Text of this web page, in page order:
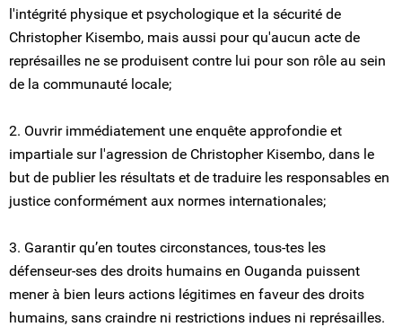
l'intégrité physique et psychologique et la sécurité de
Christopher Kisembo, mais aussi pour qu'aucun acte de
représailles ne se produisent contre lui pour son rôle au sein
de la communauté locale;
2. Ouvrir immédiatement une enquête approfondie et
impartiale sur l'agression de Christopher Kisembo, dans le
but de publier les résultats et de traduire les responsables en
justice conformément aux normes internationales;
3. Garantir qu’en toutes circonstances, tous-tes les
défenseur-ses des droits humains en Ouganda puissent
mener à bien leurs actions légitimes en faveur des droits
humains, sans craindre ni restrictions indues ni représailles.